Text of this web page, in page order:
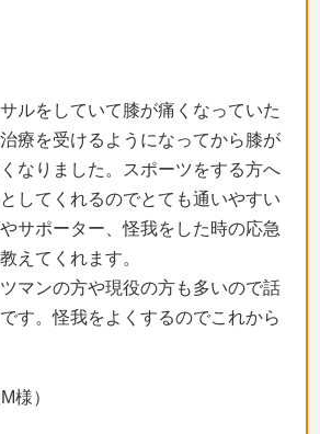
ルをしていて膝が痛くなっていた
療を受けるようになってから膝が
なりました。スポーツをする方へ
してくれるのでとても通いやすい
サポーター、怪我をした時の応急
えてくれます。
マンの方や現役の方も多いので話
す。怪我をよくするのでこれから
様）